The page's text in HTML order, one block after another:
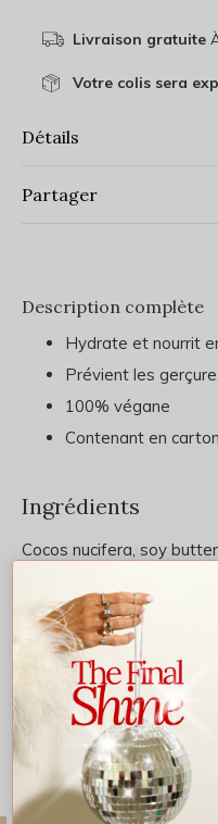
Livraison gratuite
Votre colis sera
Détails
Partager
Description complète
Hydrate et nourrit
Prévient les
100% végane
Contenant en
Ingrédients
Cocos nucifera, soy
communis, organic
Évaluations
0/ 5
Vous pourriez aussi